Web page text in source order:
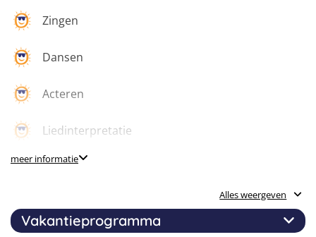
Zingen
Dansen
Acteren
Liedinterpretatie
Ensemblezang
Professionele en ervaren docenten uit de
musicalwereld
meer informatie
Alles weergeven
Vakantieprogramma